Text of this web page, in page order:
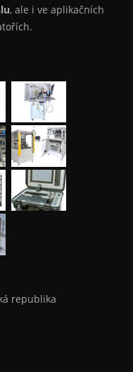
, ale i ve aplikačních
republika